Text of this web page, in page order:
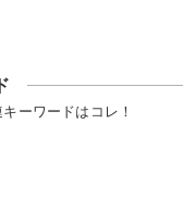
ーワードはコレ！